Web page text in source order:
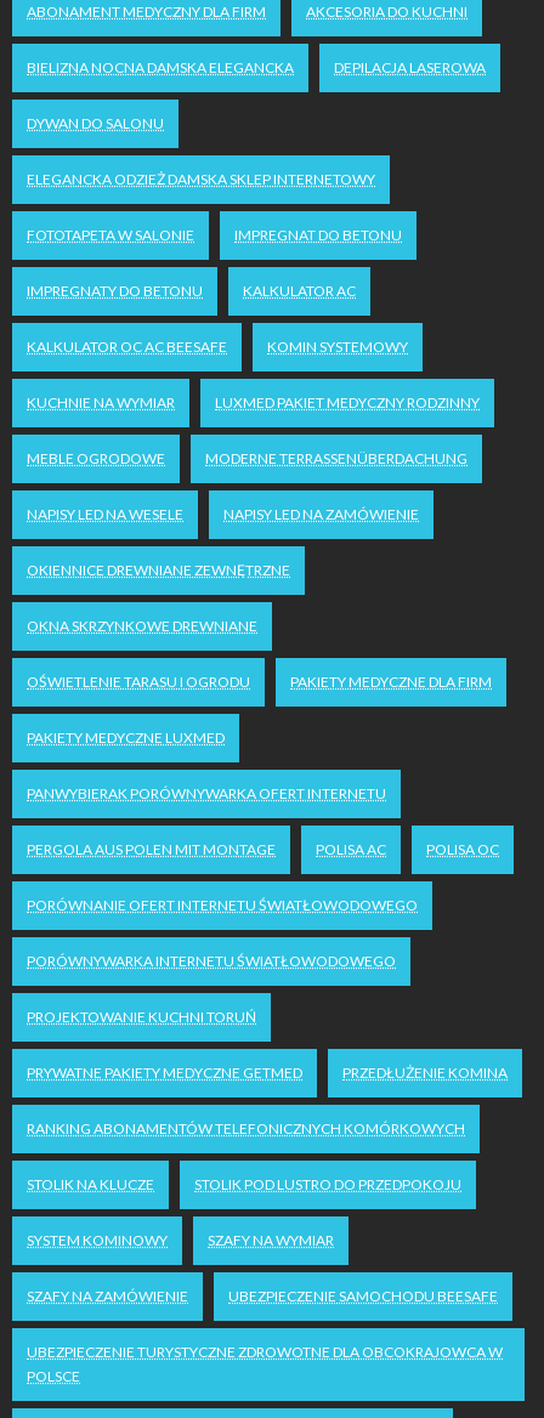
ABONAMENT MEDYCZNY DLA FIRM AKCESORIA DO KUCHNI
BIELIZNA NOCNA DAMSKA ELEGANCKA DEPILACJA LASEROWA
DYWAN DO SALONU
ELEGANCKA ODZIEŻ DAMSKA SKLEP INTERNETOWY
FOTOTAPETA W SALONIE IMPREGNAT DO BETONU
IMPREGNATY DO BETONU KALKULATOR AC
KALKULATOR OC AC BEESAFE KOMIN SYSTEMOWY
KUCHNIE NA WYMIAR LUXMED PAKIET MEDYCZNY RODZINNY
MEBLE OGRODOWE MODERNE TERRASSENÜBERDACHUNG
NAPISY LED NA WESELE NAPISY LED NA ZAMÓWIENIE
OKIENNICE DREWNIANE ZEWNĘTRZNE
OKNA SKRZYNKOWE DREWNIANE
OŚWIETLENIE TARASU I OGRODU PAKIETY MEDYCZNE DLA FIRM
PAKIETY MEDYCZNE LUXMED
PANWYBIERAK PORÓWNYWARKA OFERT INTERNETU
PERGOLA AUS POLEN MIT MONTAGE POLISA AC POLISA OC
PORÓWNANIE OFERT INTERNETU ŚWIATŁOWODOWEGO
PORÓWNYWARKA INTERNETU ŚWIATŁOWODOWEGO
PROJEKTOWANIE KUCHNI TORUŃ
PRYWATNE PAKIETY MEDYCZNE GETMED PRZEDŁUŻENIE KOMINA
RANKING ABONAMENTÓW TELEFONICZNYCH KOMÓRKOWYCH
STOLIK NA KLUCZE STOLIK POD LUSTRO DO PRZEDPOKOJU
SYSTEM KOMINOWY SZAFY NA WYMIAR
SZAFY NA ZAMÓWIENIE UBEZPIECZENIE SAMOCHODU BEESAFE
UBEZPIECZENIE TURYSTYCZNE ZDROWOTNE DLA OBCOKRAJOWCA W
POLSCE